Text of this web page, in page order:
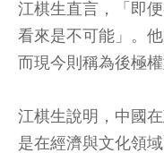
江棋生直言，「即
看來是不可能」。
而現今則稱為後極
江棋生說明，中國
是在經濟與文化領